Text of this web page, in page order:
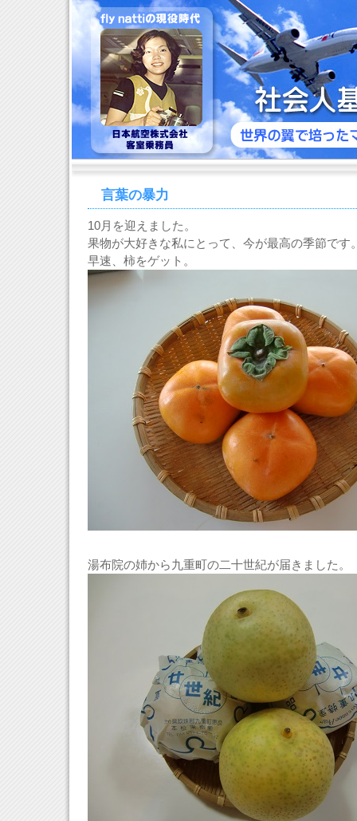
言葉の暴力
10月を迎えました。
果物が大好きな私にとって、今が最高の季節です
早速、柿をゲット。
湯布院の姉から九重町の二十世紀が届きました。